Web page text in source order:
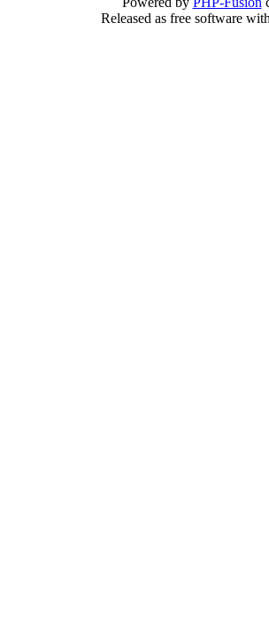
Released as free software